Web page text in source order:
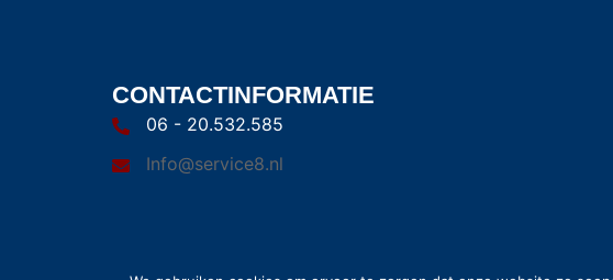
CONTACTINFORMATIE
06 - 20.532.585
Info@service8.nl